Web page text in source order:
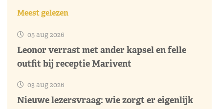
Meest gelezen
05 aug 2026
Leonor verrast met ander kapsel en felle
outfit bij receptie Marivent
03 aug 2026
Nieuwe lezersvraag: wie zorgt er eigenlijk